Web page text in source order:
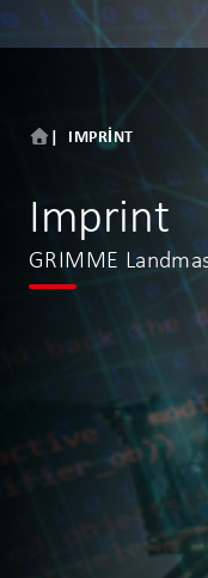
IMPRINT
Imprint
GRIMME